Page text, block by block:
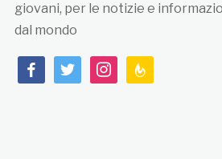
giovani, per le notizie e
dal mondo
facebooktwitterinstagramfeedburner